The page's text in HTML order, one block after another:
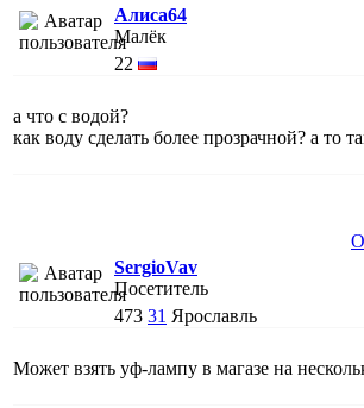
Алиса64
Малёк
22
а что с водой?
как воду сделать более прозрачной? а то
SergioVav
Посетитель
473 31 Ярославль
Может взять уф-лампу в магазе на